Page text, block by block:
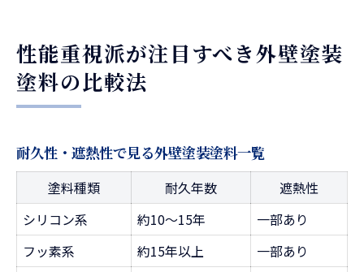
性能重視派が注目すべき外壁塗装
塗料の比較法
耐久性・遮熱性で見る外壁塗装塗料一覧
塗料種類 耐久年数
遮熱性
シリコン系
約10～15年
一部あり
フッ素系
約15年以上
一部あり